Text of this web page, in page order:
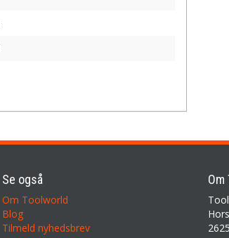
Se også
Om Toolworld
Blog
Tilmeld nyhedsbrev
Om